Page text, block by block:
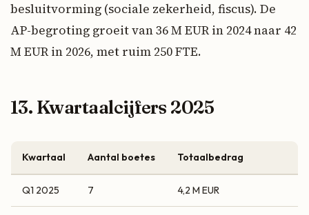
besluitvorming (sociale zekerheid, fiscus). De
AP-begroting groeit van 36 M EUR in 2024 naar 42
M EUR in 2026, met ruim 250 FTE.
13. Kwartaalcijfers 2025
Kwartaal Aantal boetes Totaalbedrag
Q1 2025 7 4,2 M EUR